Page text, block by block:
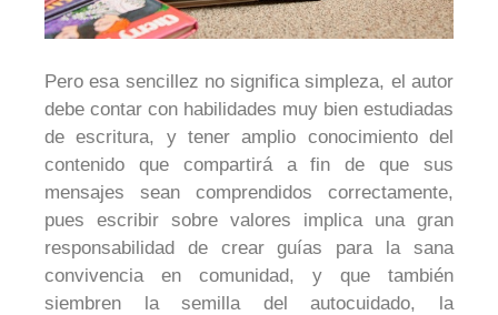
Pero esa sencillez no significa simpleza, el autor
debe contar con habilidades muy bien estudiadas
de escritura, y tener amplio conocimiento del
contenido que compartirá a fin de que sus
mensajes sean comprendidos correctamente,
pues escribir sobre valores implica una gran
responsabilidad de crear guías para la sana
convivencia en comunidad, y que también
siembren la semilla del autocuidado, la